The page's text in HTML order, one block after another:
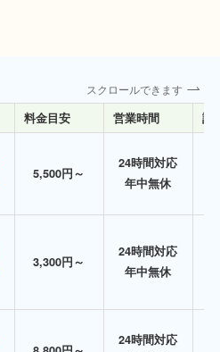
スクロールできます
料金目安 営業時間
詳
5,500円～
24時間対応
年中無休
3,300円～
24時間対応
年中無休
24時間対応